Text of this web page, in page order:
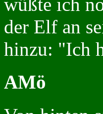
der Elf an
hinzu: "Ich
AMö